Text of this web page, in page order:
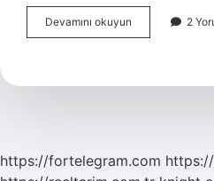
Devamını okuyun
Sayfa
Saatte
2
https://fortelegram.com